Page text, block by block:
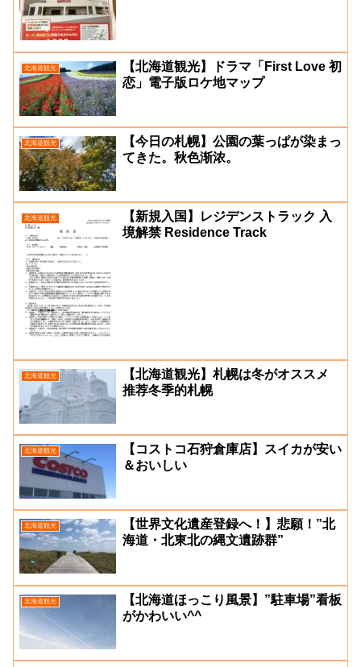
北海道観光
【北海道観光】ドラマ「First Love 初
恋」電子版ロケ地マップ
北海道観光
【今日の札幌】公園の葉っぱが染まっ
てきた。秋色渐浓。
北海道観光
【新規入国】レジデンストラック 入
境解禁 Residence Track
北海道観光
【北海道観光】札幌は冬がオススメ
推荐冬季的札幌
北海道観光
【コストコ石狩倉庫店】スイカが安い
＆おいしい
北海道観光
【世界文化遺産登録へ！】悲願！”北
海道・北東北の縄文遺跡群”
北海道観光
【北海道ほっこり風景】”駐車場”看板
がかわいい^^